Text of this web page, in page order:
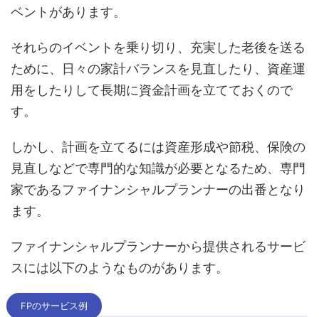
ベントがあります。
それらのイベントを乗り切り、充実した老後を送る
ために、日々の家計バランスを見直したり、資産運
用をしたりして長期に資金計画を立てておくので
す。
しかし、計画を立てるには資産形成や節税、保険の
見直しなどで専門的な知識が必要となるため、専門
家であるファイナンシャルプランナーの出番となり
ます。
ファイナンシャルプランナーから提供されるサービ
スには以下のようなものがあります。
FPのサービス例